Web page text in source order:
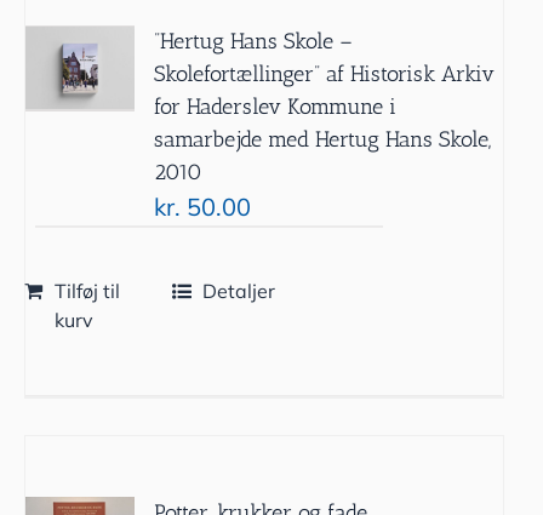
”Hertug Hans Skole –
Skolefortællinger” af Historisk Arkiv
for Haderslev Kommune i
samarbejde med Hertug Hans Skole,
2010
kr. 50.00
Tilføj til
kurv
Detaljer